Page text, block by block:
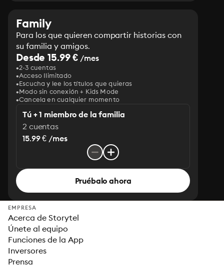
Family
Para los que quieren compartir historias con
su familia y amigos.
Desde 15.99 € /mes
2-3 cuentas
Acceso Ilimitado
Escucha y lee los títulos que quieras
Modo sin conexión + Kids Mode
Cancela en cualquier momento
Tú + 1 miembro de la familia
2 cuentas
15.99 € /mes
Pruébalo ahora
EMPRESA
Acerca de Storytel
Únete al equipo
Funciones de la App
Inversores
Prensa